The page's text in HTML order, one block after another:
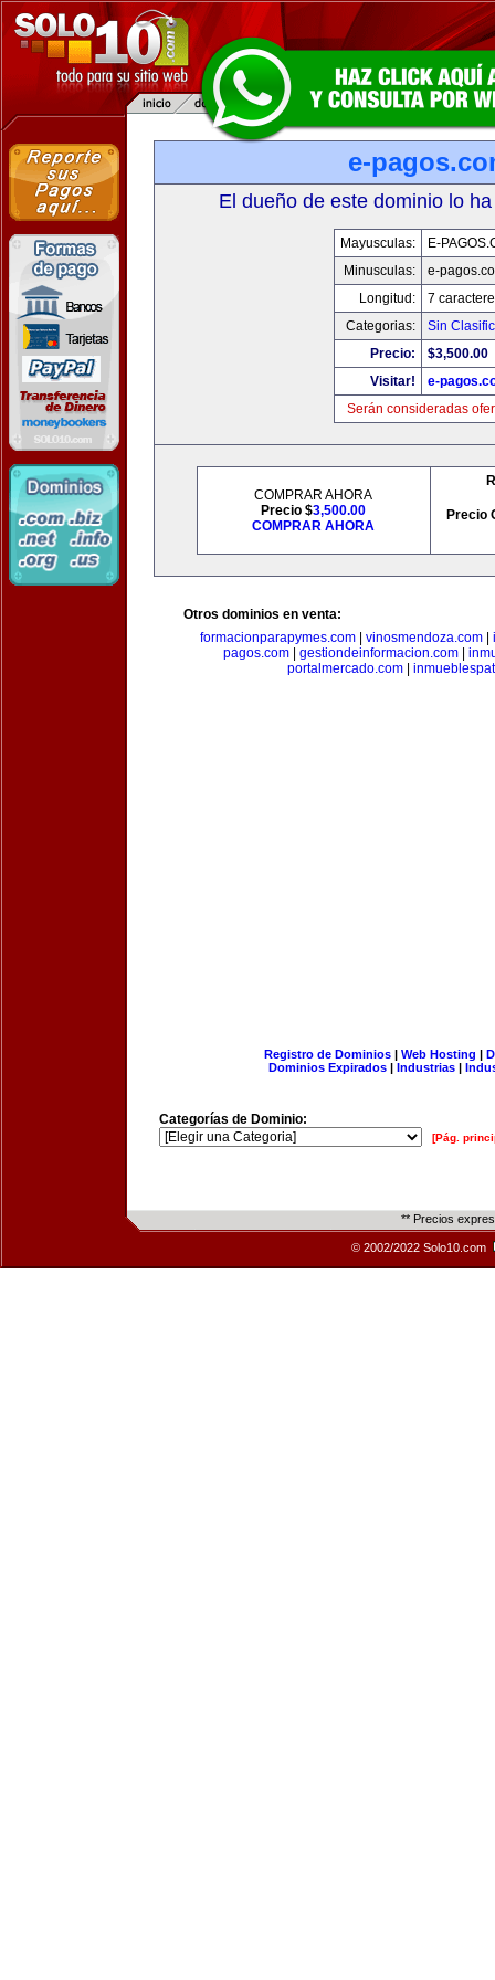
e-
El dueño de este dominio lo
Mayusculas:
E-
Minusculas:
e-
Longitud:
7
Categorias:
Sin
Precio:
$3,500.00
Visitar!
e-
Serán consideradas
COMPRAR AHORA
Precio $3,500.00
COMPRAR AHORA
Precio
Otros dominios en venta:
formacionparapymes.com| vinosmendoza.com|
pagos.com| gestiondeinformacion.com|
portalmercado.com
Registro de Dominios| Web Hosting |
Dominios Expirados | Industrias |
Categorías de Dominio:
[Pág.
** Precios
© 2002/2022 Solo10.com